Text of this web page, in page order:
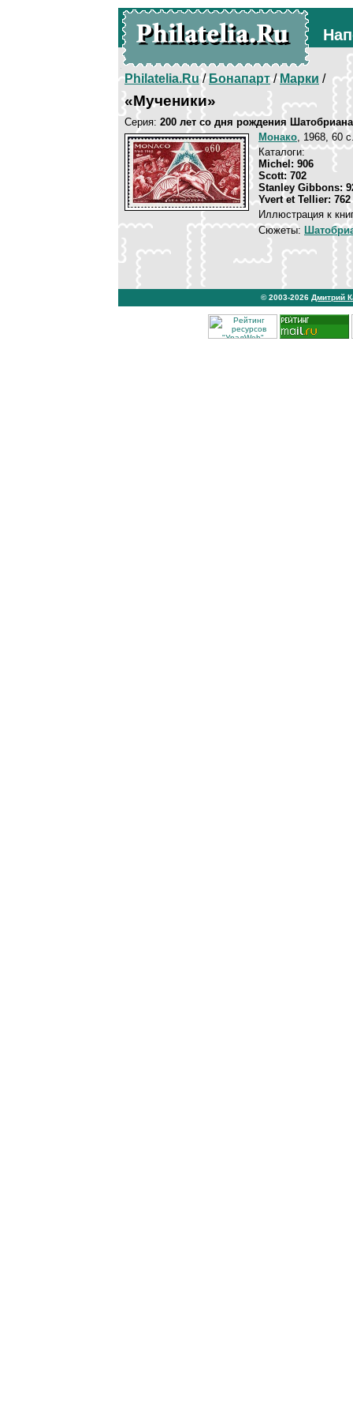
Philatelia.Ru/Бонапарт/Марки /
«Мученики»
Серия: 200 лет со дня рождения Шатобриана
Монако, 1968, 60
Каталоги:
Michel: 906
Scott: 702
Stanley Gibbons:
Yvert et Tellier: 762
Иллюстрация к
Сюжеты:
© 2003-2026 Дмитрий